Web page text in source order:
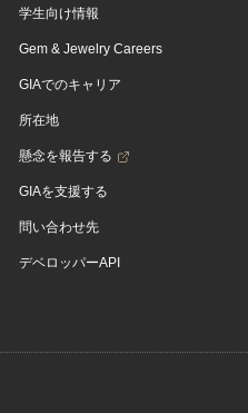
学生向け情報
Gem & Jewelry Careers
GIAでのキャリア
所在地
懸念を報告する
GIAを支援する
問い合わせ先
デベロッパーAPI